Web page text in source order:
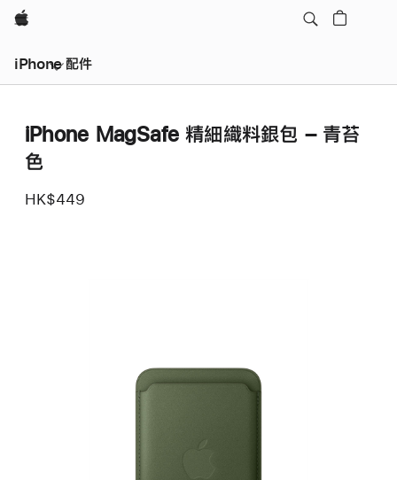
Apple
iPhone 配件
iPhone MagSafe 精細織料銀包 – 青苔
色
HK$449